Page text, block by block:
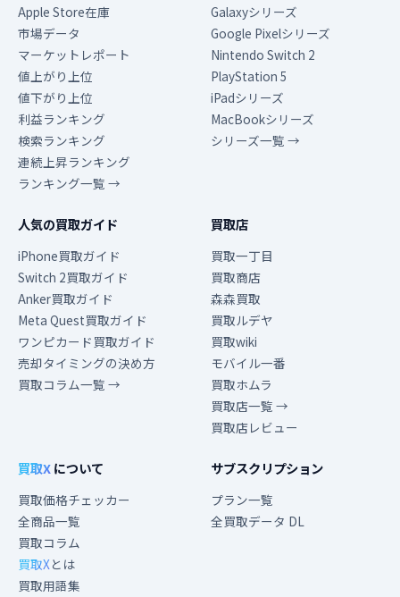
Apple Store在庫
市場データ
マーケットレポート
値上がり上位
値下がり上位
利益ランキング
検索ランキング
連続上昇ランキング
ランキング一覧 →
Galaxyシリーズ
Google Pixelシリーズ
Nintendo Switch 2
PlayStation 5
iPadシリーズ
MacBookシリーズ
シリーズ一覧 →
人気の買取ガイド
iPhone買取ガイド
Switch 2買取ガイド
Anker買取ガイド
Meta Quest買取ガイド
ワンピカード買取ガイド
売却タイミングの決め方
買取コラム一覧 →
買取店
買取一丁目
買取商店
森森買取
買取ルデヤ
買取wiki
モバイル一番
買取ホムラ
買取店一覧 →
買取店レビュー
買取Xについて
買取価格チェッカー
全商品一覧
買取コラム
買取Xとは
買取用語集
サブスクリプション
プラン一覧
全買取データ DL